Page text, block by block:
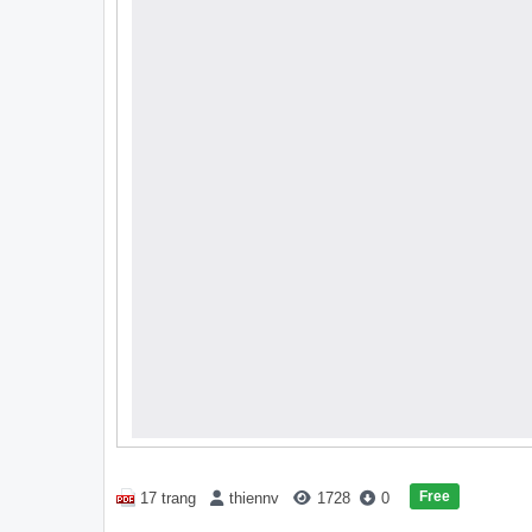
17 trang thiennv 1728 0 Free